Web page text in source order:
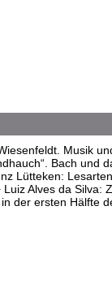
Musik
Bach und
Lütteken:
Luiz Alves da Silva:
der ersten Hälfte